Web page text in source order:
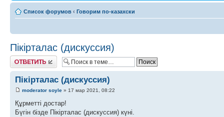
Список форумов ‹ Говорим по-казахски
Пікірталас (дискуссия)
Ответить
Пікірталас (дискуссия)
moderator soyle » 17 мар 2021, 08:22
Құрметті достар!
Бүгін бізде Пікірталас (дискуссия) күні.